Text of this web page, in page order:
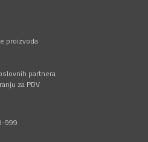
proizvoda
partnera
za PDV
999